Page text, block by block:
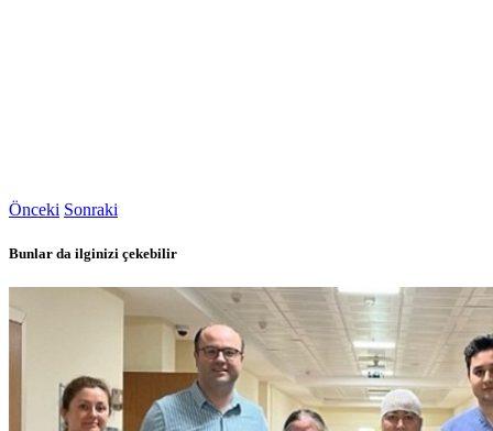
Önceki Sonraki
Bunlar da ilginizi çekebilir